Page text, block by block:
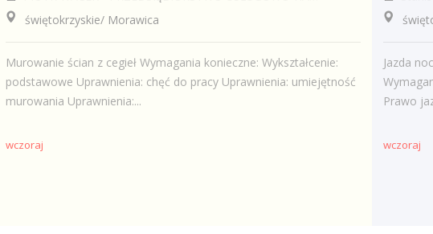
świętokrzyskie/ Morawica
Murowanie ścian z cegieł Wymagania konieczne: Wykształcenie:
podstawowe Uprawnienia: chęć do pracy Uprawnienia: umiejętność
murowania Uprawnienia:...
wczoraj
Jazda
Prawo
wczoraj